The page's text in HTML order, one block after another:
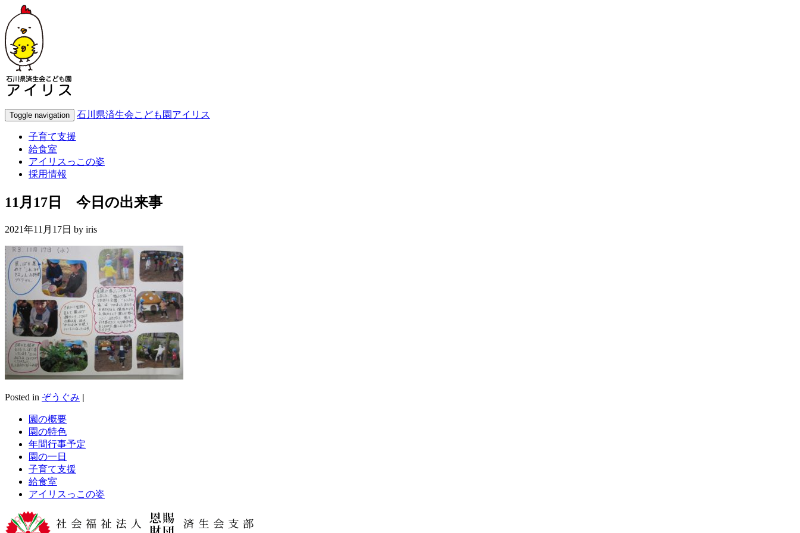
Toggle navigation 石川県済生会こども園アイリス
子育て支援
給食室
アイリスっこの姿
採用情報
11月17日 今日の出来事
2021年11月17日 by iris
Posted in ぞうぐみ |
園の概要
園の特色
年間行事予定
園の一日
子育て支援
給食室
アイリスっこの姿